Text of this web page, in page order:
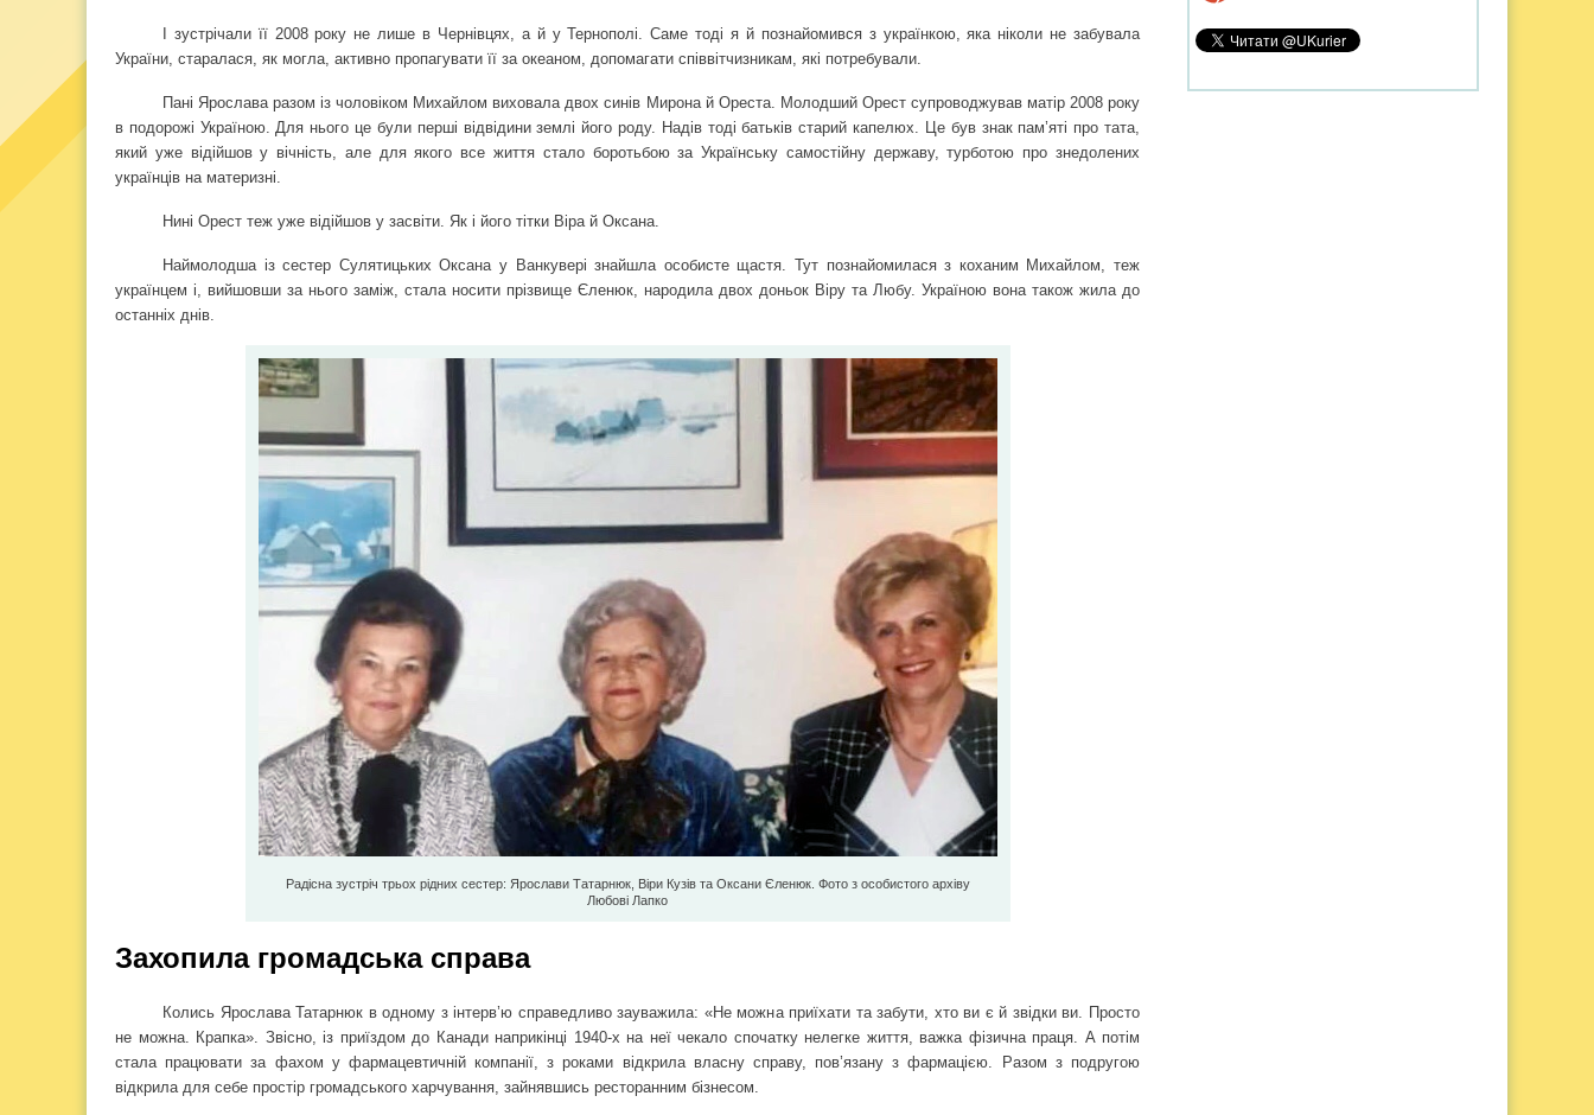
І зустрічали її 2008 року не лише в Чернівцях, а й у Тернополі. Саме тоді я й познайомився з українкою, яка ніколи не забувала
України, старалася, як могла, активно пропагувати її за океаном, допомагати співвітчизникам, які потребували.
Пані Ярослава разом із чоловіком Михайлом виховала двох синів Мирона й Ореста. Молодший Орест супроводжував матір 2008 року
в подорожі Україною. Для нього це були перші відвідини землі його роду. Надів тоді батьків старий капелюх. Це був знак пам’яті про тата,
який уже відійшов у вічність, але для якого все життя стало боротьбою за Українську самостійну державу, турботою про знедолених
українців на материзні.
Нині Орест теж уже відійшов у засвіти. Як і його тітки Віра й Оксана.
Наймолодша із сестер Сулятицьких Оксана у Ванкувері знайшла особисте щастя. Тут познайомилася з коханим Михайлом, теж
українцем і, вийшовши за нього заміж, стала носити прізвище Єленюк, народила двох доньок Віру та Любу. Україною вона також жила до
останніх днів.
Радісна зустріч трьох рідних сестер: Ярослави Татарнюк, Віри Кузів та Оксани Єленюк. Фото з особистого архіву
Любові Лапко
Захопила громадська справа
Колись Ярослава Татарнюк в одному з інтерв’ю справедливо зауважила: «Не можна приїхати та забути, хто ви є й звідки ви. Просто
не можна. Крапка». Звісно, із приїздом до Канади наприкінці 1940-х на неї чекало спочатку нелегке життя, важка фізична праця. А потім
стала працювати за фахом у фармацевтичній компанії, з роками відкрила власну справу, пов’язану з фармацією. Разом з подругою
відкрила для себе простір громадського харчування, зайнявшись ресторанним бізнесом.